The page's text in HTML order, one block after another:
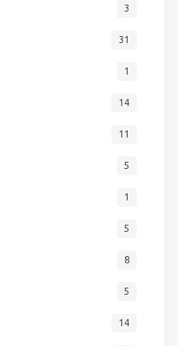
3
31
1
14
11
5
1
5
8
5
14